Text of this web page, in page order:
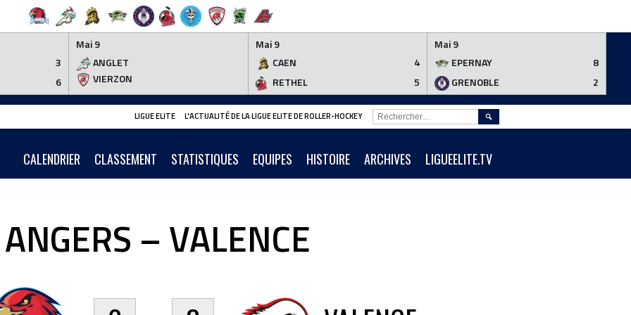
3
6
Mai 9
ANGLET
VIERZON
Mai 9
CAEN
4
RETHEL
5
Mai 9
EPERNAY
8
GRENOBLE
2
LIGUE ELITE L'ACTUALITÉ DE LA LIGUE ELITE DE ROLLER-HOCKEY
CALENDRIER CLASSEMENT STATISTIQUES EQUIPES HISTOIRE ARCHIVES LIGUEELITE.TV
RECHERCHER :
ANGERS – VALENCE